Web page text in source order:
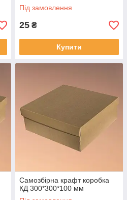
Під замовлення
25 ₴
Купити
Самозбірна крафт коробка
КД 300*300*100 мм